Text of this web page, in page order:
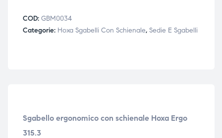
COD: GBM0034
Categorie: Hoxa Sgabelli Con Schienale, Sedie E Sgabelli
Sgabello ergonomico con schienale Hoxa Ergo
315.3